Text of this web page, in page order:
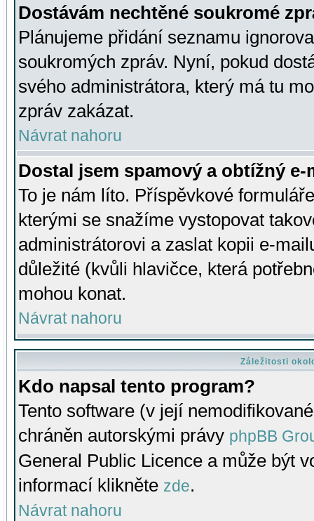
Dostávám nechtěné soukromé
Plánujeme přidání seznamu
soukromých zpráv. Nyní, pokud
svého administrátora, který má tu
zpráv zakázat.
Návrat nahoru
Dostal jsem spamový a obtížný
To je nám líto. Příspěvkové
kterými se snažíme vystopovat
administrátorovi a zaslat kopii e-
důležité (kvůli hlavičce, která
mohou konat.
Návrat nahoru
Záležitosti
Kdo napsal tento program?
Tento software (v její
chráněn autorskými právy phpBB
General Public Licence a může být
informací klikněte zde.
Návrat nahoru